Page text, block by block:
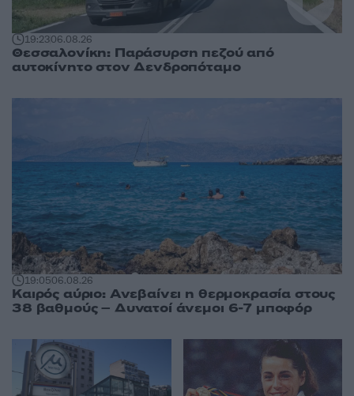
19:2306.08.26
Θεσσαλονίκη: Παράσυρση πεζού από
αυτοκίνητο στον Δενδροπόταμο
19:0506.08.26
Καιρός αύριο: Ανεβαίνει η θερμοκρασία στους
38 βαθμούς – Δυνατοί άνεμοι 6-7 μποφόρ